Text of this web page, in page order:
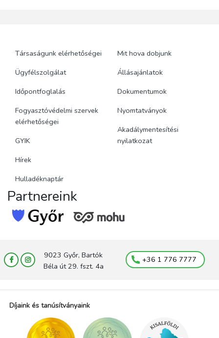
Társaságunk elérhetőségei
Ügyfélszolgálat
Időpontfoglalás
Fogyasztóvédelmi szervek
elérhetőségei
GYIK
Hírek
Hulladéknaptár
Mit hova dobjunk
Állásajánlatok
Dokumentumok
Nyomtatványok
Akadálymentesítési
nyilatkozat
Partnereink
9023 Győr, Bartók
Béla út 29. fszt. 4a
+36 1 776 7777
Díjaink és tanúsítványaink